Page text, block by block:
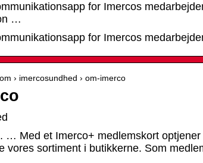
for Imercos
…
for Imercos
› imercosundhed › om-imerco
… Med et Imerco+ medlemskort
vores sortiment i butikkerne. Som